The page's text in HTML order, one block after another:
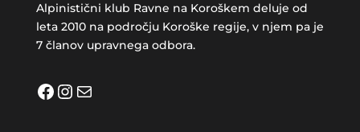
Alpinistični klub Ravne na Koroškem deluje od
leta 2010 na področju Koroške regije, v njem pa je
7 članov upravnega odbora.
Facebook
Instagram
Mail